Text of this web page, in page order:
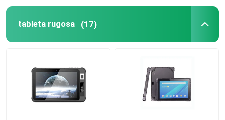
tableta rugosa (17)